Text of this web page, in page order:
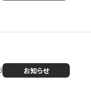
お知らせ